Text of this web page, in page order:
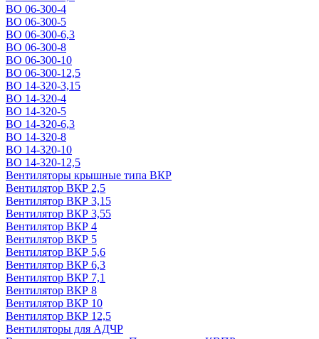
ВО 06-300-4
ВО 06-300-5
ВО 06-300-6,3
ВО 06-300-8
ВО 06-300-10
ВО 06-300-12,5
ВО 14-320-3,15
ВО 14-320-4
ВО 14-320-5
ВО 14-320-6,3
ВО 14-320-8
ВО 14-320-10
ВО 14-320-12,5
Вентиляторы крышные типа ВКР
Вентилятор ВКР 2,5
Вентилятор ВКР 3,15
Вентилятор ВКР 3,55
Вентилятор ВКР 4
Вентилятор ВКР 5
Вентилятор ВКР 5,6
Вентилятор ВКР 6,3
Вентилятор ВКР 7,1
Вентилятор ВКР 8
Вентилятор ВКР 10
Вентилятор ВКР 12,5
Вентиляторы для АДЧР